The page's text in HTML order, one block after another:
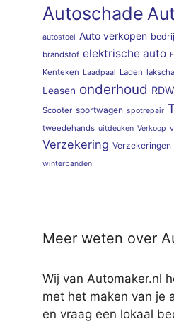
Autoschade
autostoel Auto verkopen
brandstof elektrische auto
Kenteken Laadpaal Laden
Leasen onderhoud RDW
Scooter sportwagen spotrepair
tweedehands uitdeuken Verkoop
Verzekering Verzekeringen
winterbanden
Meer weten over
Wij van Automaker.nl
met het maken van je
en vraag een lokaal